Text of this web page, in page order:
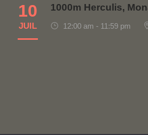
10
JUIL
1000m Herculis,
12:00 am - 11:59 pm